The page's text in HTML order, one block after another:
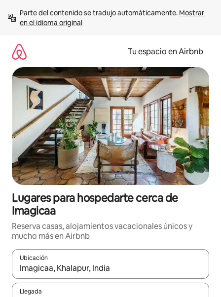
contenido
Parte del contenido se tradujo automáticamente. Mostrar
en el idioma original
Tu espacio en Airbnb
Lugares para hospedarte cerca de
Imagicaa
Reserva casas, alojamientos vacacionales únicos y
mucho más en Airbnb
Ubicación
Cuando los resultados estén disponibles, podrás navegar
Llegada